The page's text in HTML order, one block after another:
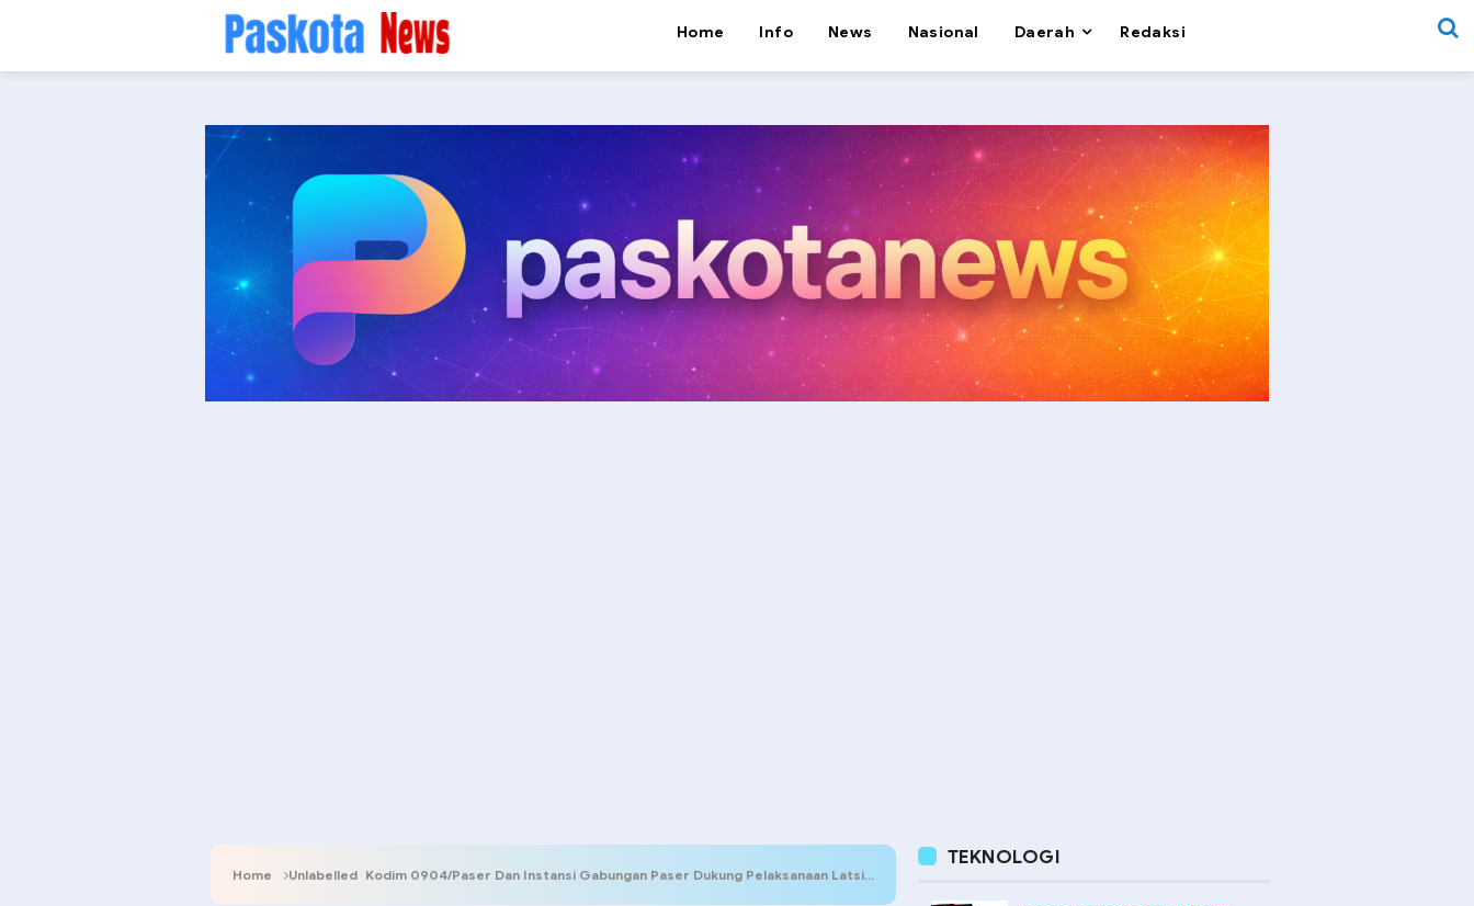
Home Info News Nasional Daerah Redaksi
Home Unlabelled Kodim 0904/Paser Dan Instansi Gabungan Paser Dukung Pelaksanaan Latsitardanus XLIV Di Paser
TEKNOLOGI